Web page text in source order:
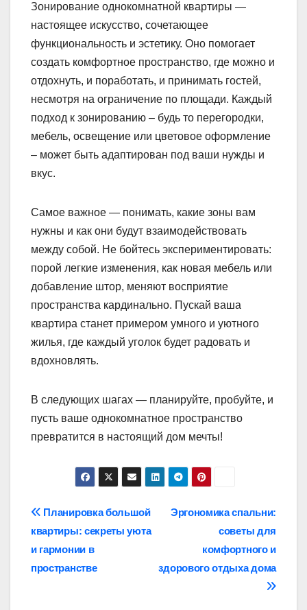
Зонирование однокомнатной квартиры —
настоящее искусство, сочетающее
функциональность и эстетику. Оно помогает
создать комфортное пространство, где можно и
отдохнуть, и поработать, и принимать гостей,
несмотря на ограничение по площади. Каждый
подход к зонированию – будь то перегородки,
мебель, освещение или цветовое оформление
– может быть адаптирован под ваши нужды и
вкус.
Самое важное — понимать, какие зоны вам
нужны и как они будут взаимодействовать
между собой. Не бойтесь экспериментировать:
порой легкие изменения, как новая мебель или
добавление штор, меняют восприятие
пространства кардинально. Пускай ваша
квартира станет примером умного и уютного
жилья, где каждый уголок будет радовать и
вдохновлять.
В следующих шагах — планируйте, пробуйте, и
пусть ваше однокомнатное пространство
превратится в настоящий дом мечты!
Навигация
по
записям
Эргономика спальни:
советы для
комфортного и
здорового отдыха дома
Планировка большой
квартиры: секреты уюта
и гармонии в
пространстве